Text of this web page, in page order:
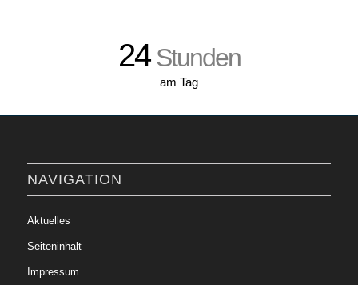
24Stunden
am Tag
NAVIGATION
Aktuelles
Seiteninhalt
Impressum